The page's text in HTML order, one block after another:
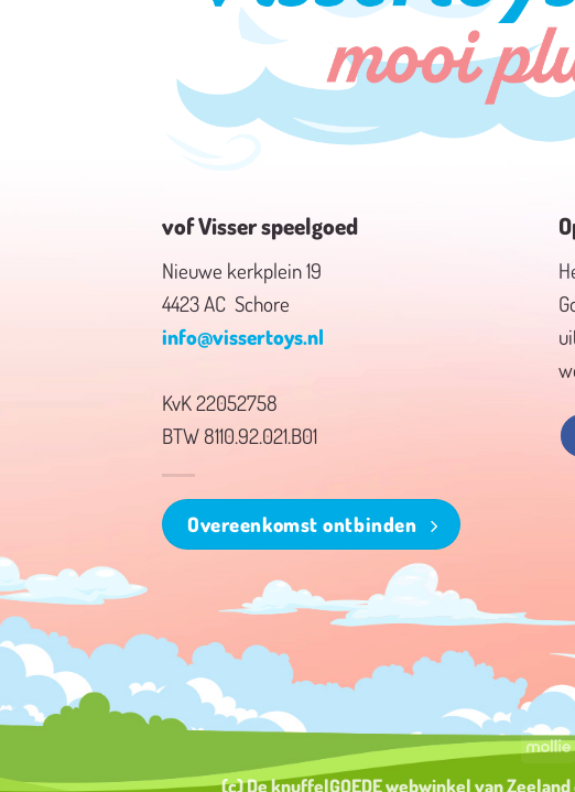
vof Visser speelgoed
Nieuwe kerkplein 19
4423 AC Schore
info@vissertoys.nl
KvK 22052758
BTW 8110.92.021.B01
Overeenkomst ontbinden
(c) De knuffelGOEDE webwinkel van Zeeland